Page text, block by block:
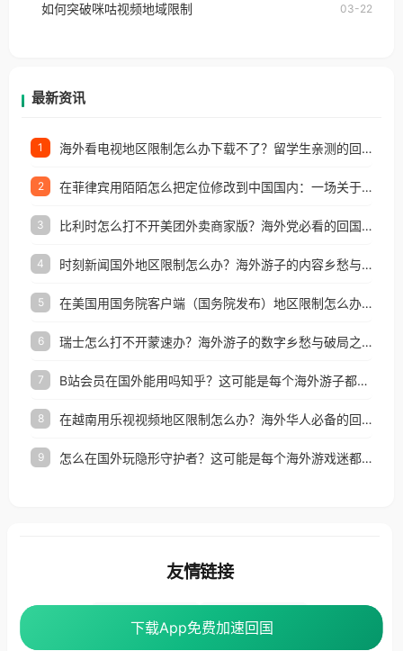
户收听网易云音乐地区版权限制」的问题，无论人在
如何突破咪咕视频地域限制 03-22
最新资讯
1 海外看电视地区限制怎么办下载不了？留学生亲测的回国加速方案（附2026世界杯观赛技巧）
2 在菲律宾用陌陌怎么把定位修改到中国国内：一场关于归属感与连接的探索
3 比利时怎么打不开美团外卖商家版？海外党必看的回国加速全攻略
4 时刻新闻国外地区限制怎么办？海外游子的内容乡愁与破局之路
5 在美国用国务院客户端（国务院发布）地区限制怎么办？3步解决海外看国内内容难题
6 瑞士怎么打不开蒙速办？海外游子的数字乡愁与破局之路
7 B站会员在国外能用吗知乎？这可能是每个海外游子都问过的问题
8 在越南用乐视视频地区限制怎么办？海外华人必备的回国加速攻略
9 怎么在国外玩隐形守护者？这可能是每个海外游戏迷都问过的问题
下载App免费加速回国
下载App免费加速回国
友情链接